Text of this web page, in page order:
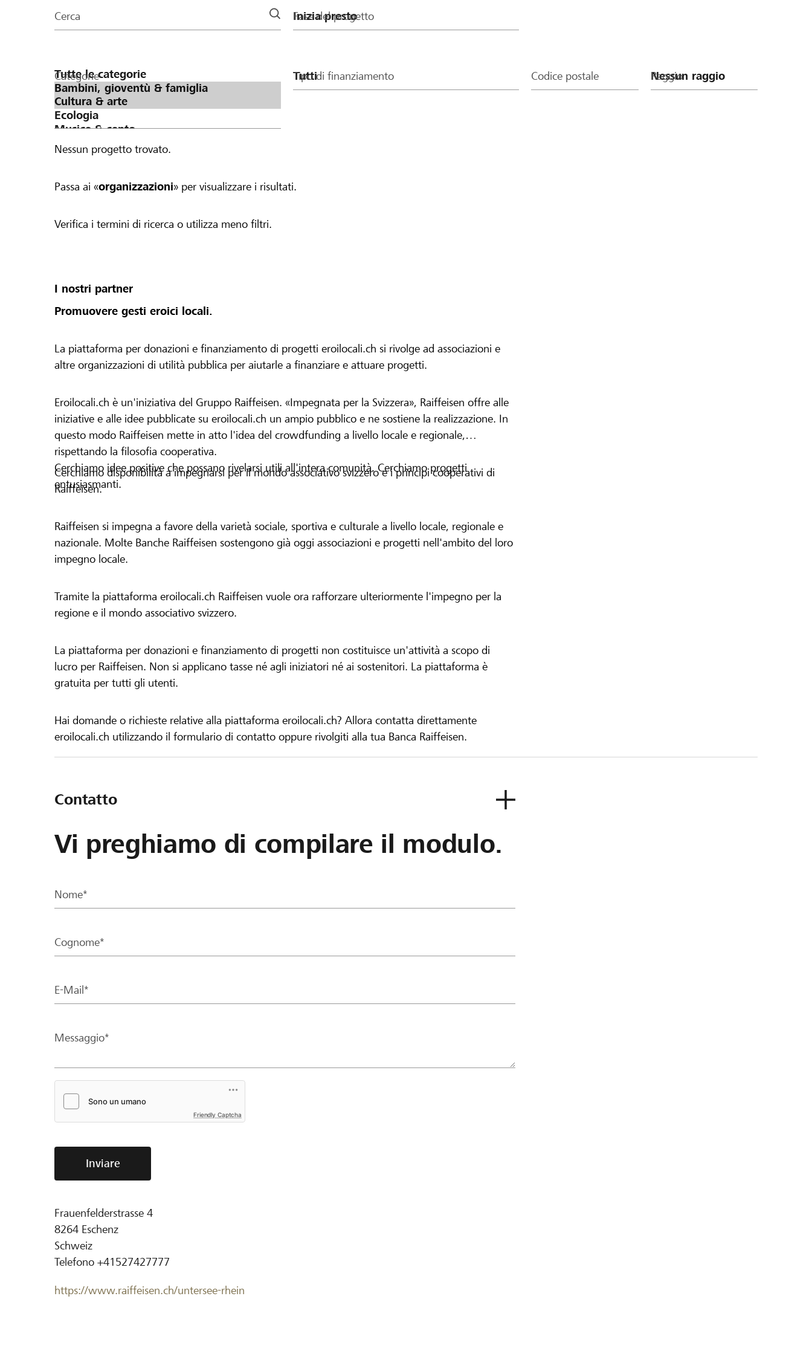
della
Cerca Fase del progetto
Categorie Tipo di finanziamento Codice postale Raggio
Nessun progetto trovato.
Passa ai «organizzazioni» per visualizzare i risultati.
Verifica i termini di ricerca o utilizza meno filtri.
I nostri partner
Promuovere gesti eroici locali.
La piattaforma per donazioni e finanziamento di progetti eroilocali.ch si rivolge ad associazioni e
altre organizzazioni di utilità pubblica per aiutarle a finanziare e attuare progetti.
Eroilocali.ch è un'iniziativa del Gruppo Raiffeisen. «Impegnata per la Svizzera», Raiffeisen offre alle
iniziative e alle idee pubblicate su eroilocali.ch un ampio pubblico e ne sostiene la realizzazione. In
questo modo Raiffeisen mette in atto l'idea del crowdfunding a livello locale e regionale,
rispettando la filosofia cooperativa.
Cerchiamo idee positive che possano rivelarsi utili all'intera comunità. Cerchiamo progetti
entusiasmanti.
Cerchiamo disponibilità a impegnarsi per il mondo associativo svizzero e i principi cooperativi di
Raiffeisen.
Raiffeisen si impegna a favore della varietà sociale, sportiva e culturale a livello locale, regionale e
nazionale. Molte Banche Raiffeisen sostengono già oggi associazioni e progetti nell'ambito del loro
impegno locale.
Tramite la piattaforma eroilocali.ch Raiffeisen vuole ora rafforzare ulteriormente l'impegno per la
regione e il mondo associativo svizzero.
La piattaforma per donazioni e finanziamento di progetti non costituisce un'attività a scopo di
lucro per Raiffeisen. Non si applicano tasse né agli iniziatori né ai sostenitori. La piattaforma è
gratuita per tutti gli utenti.
Hai domande o richieste relative alla piattaforma eroilocali.ch? Allora contatta direttamente
eroilocali.ch utilizzando il formulario di contatto oppure rivolgiti alla tua Banca Raiffeisen.
Contatto
Vi preghiamo di compilare il modulo.
Nome*
Cognome*
E-Mail*
Messaggio*
Friendly Captcha
Inviare
Frauenfelderstrasse 4
8264 Eschenz
Schweiz
Telefono +41527427777
https://www.raiffeisen.ch/untersee-rhein